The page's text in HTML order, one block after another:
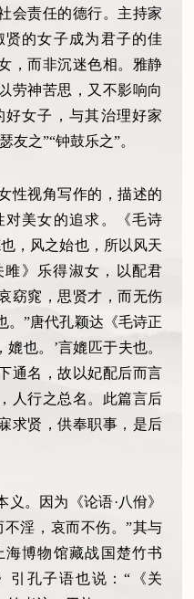
会责任的德行。主持家
的女子成为君子的佳
，而非沉迷色相。雅静
劳神苦思，又不影响向
女子，与其治理好家
之”“钟鼓乐之”。
性视角写作的，描述的
美女的追求。《毛诗
，风之始也，所以风天
》乐得淑女，以配君
窈窕，思贤才，而无伤
。”唐代孔颖达《毛诗正
也。’言媲匹于夫也。
通名，故以妃配后而言
人行之总名。此篇言后
求贤，供奉职事，是后
。因为《论语·八佾》
淫，哀而不伤。”其与
博物馆藏战国楚竹书
引孔子语也说：“《关